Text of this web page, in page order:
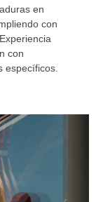
en
con
con
específicos.